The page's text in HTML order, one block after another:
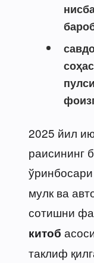
2025 йил
раисининг
ўринбосари
мулк ва
сотишни
китоб
таклиф